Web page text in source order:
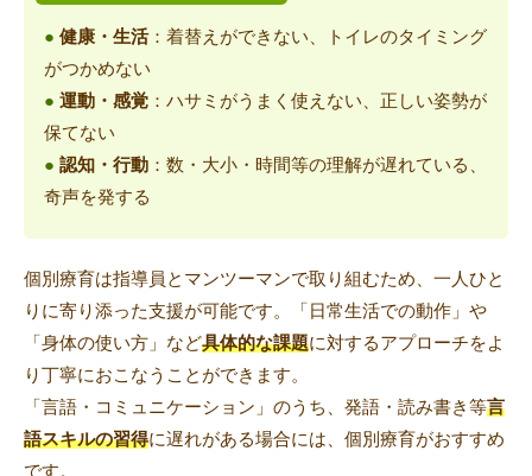
● 健康・生活：着替えができない、トイレのタイミング
がつかめない
● 運動・感覚 ：ハサミがうまく使えない、正しい姿勢が
保てない
● 認知・行動 ：数・大小・時間等の理解が遅れている、
奇声を発する
個別療育は指導員とマンツーマンで取り組むため、一人ひと
りに寄り添った支援が可能です。「日常生活での動作」や
「身体の使い方」など具体的な課題に対するアプローチをよ
り丁寧におこなうことができます。
「言語・コミュニケーション」のうち、発語・読み書き等言
語スキルの習得に遅れがある場合には、個別療育がおすすめ
です。